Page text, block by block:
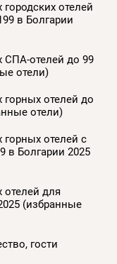
отелей
в Болгарии
СПА-отелей до 99
отели)
отелей до
отели)
отелей с
в Болгарии 2025
для
(избранные
гости